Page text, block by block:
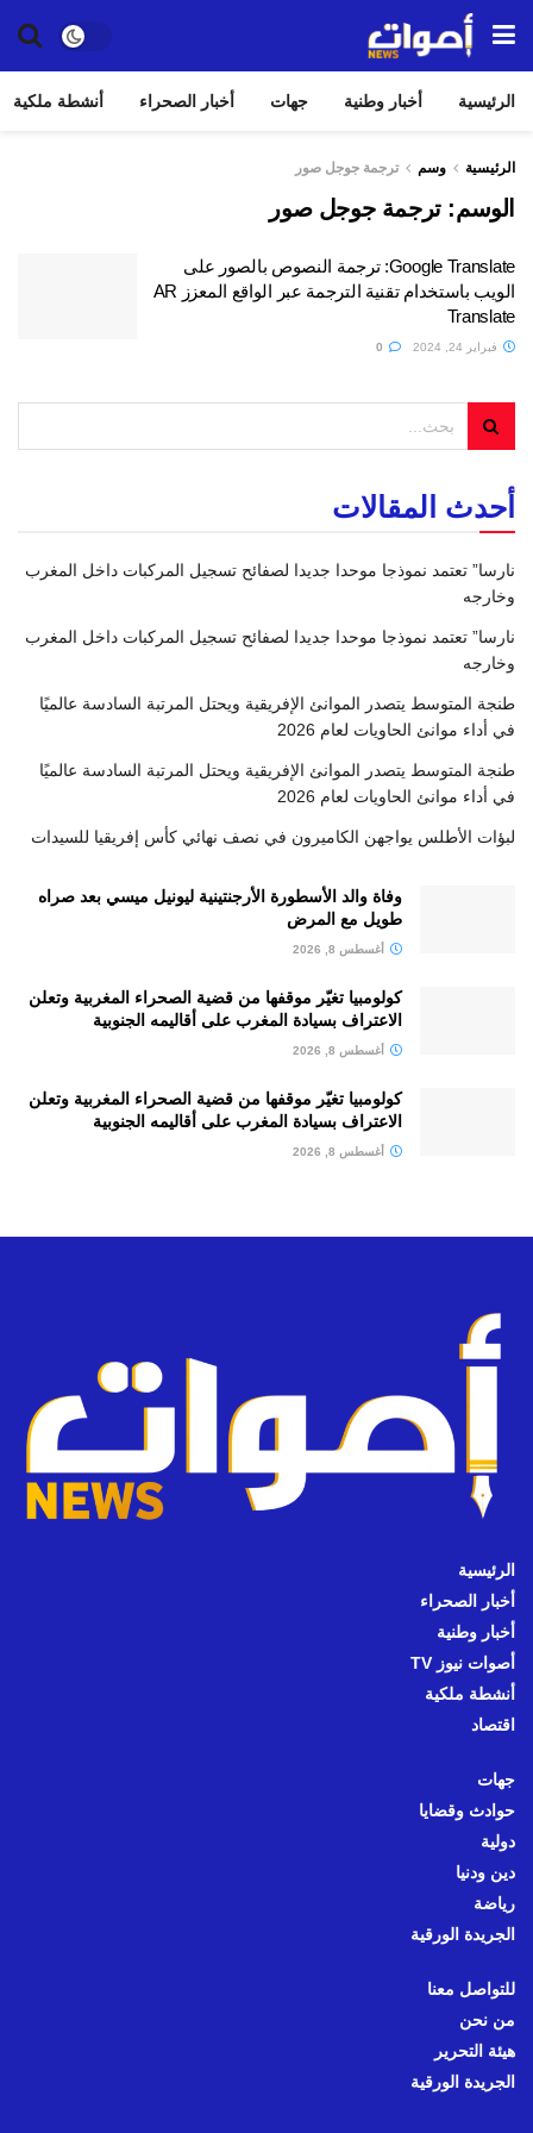
الرئيسية أخبار وطنية جهات أخبار الصحراء أنشطة ملكية
الرئيسية وسم ترجمة جوجل صور
الوسم:ترجمة جوجل صور
Google Translate: ترجمة النصوص بالصور على
الويب باستخدام تقنية الترجمة عبر الواقع المعزز AR
Translate
فبراير 24, 2024
أحدث المقالات
نارسا” تعتمد نموذجا موحدا جديدا لصفائح تسجيل المركبات داخل المغرب
وخارجه
نارسا” تعتمد نموذجا موحدا جديدا لصفائح تسجيل المركبات داخل المغرب
وخارجه
طنجة المتوسط يتصدر الموانئ الإفريقية ويحتل المرتبة السادسة عالميًا
في أداء موانئ الحاويات لعام 2026
طنجة المتوسط يتصدر الموانئ الإفريقية ويحتل المرتبة السادسة عالميًا
في أداء موانئ الحاويات لعام 2026
لبؤات الأطلس يواجهن الكاميرون في نصف نهائي كأس إفريقيا للسيدات
وفاة والد الأسطورة الأرجنتينية ليونيل ميسي بعد صراه
طويل مع المرض
أغسطس 8, 2026
كولومبيا تغيّر موقفها من قضية الصحراء المغربية وتعلن
الاعتراف بسيادة المغرب على أقاليمه الجنوبية
أغسطس 8, 2026
كولومبيا تغيّر موقفها من قضية الصحراء المغربية وتعلن
الاعتراف بسيادة المغرب على أقاليمه الجنوبية
أغسطس 8, 2026
الرئيسية
أخبار الصحراء
أخبار وطنية
أصوات نيوز TV
أنشطة ملكية
اقتصاد
جهات
حوادث وقضايا
دولية
دين ودنيا
رياضة
الجريدة الورقية
للتواصل معنا
من نحن
هيئة التحرير
الجريدة الورقية